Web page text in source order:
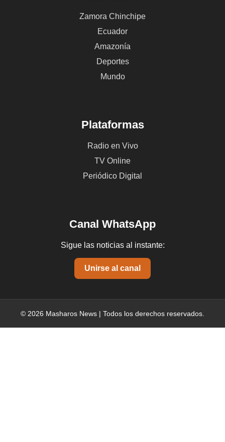
Zamora Chinchipe
Ecuador
Amazonía
Deportes
Mundo
Plataformas
Radio en Vivo
TV Online
Periódico Digital
Canal WhatsApp
Sigue las noticias al instante:
Unirse al canal
© 2026 Masharos News | Todos los derechos reservados.